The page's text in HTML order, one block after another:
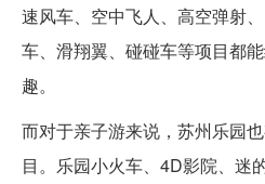
速风车、空中飞人、高空弹射
车、滑翔翼、碰碰车等项目都
趣。
而对于亲子游来说，苏州乐园
目。乐园小火车、4D影院、迷